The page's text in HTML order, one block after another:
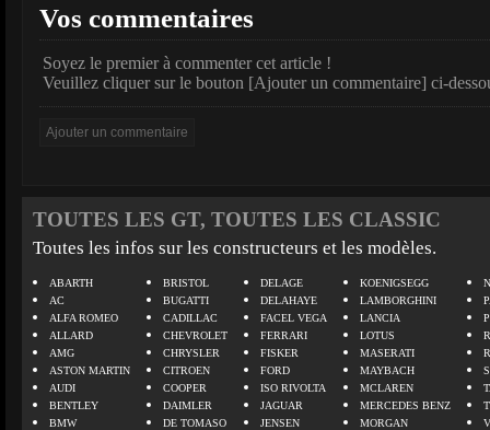
Vos commentaires
Soyez le premier à commenter cet article !
Veuillez cliquer sur le bouton [Ajouter un commentaire] ci-
TOUTES LES GT, TOUTES LES CLASSIC
Toutes les infos sur les constructeurs et les modèles.
ABARTH
AC
ALFA ROMEO
ALLARD
AMG
ASTON MARTIN
AUDI
BENTLEY
BMW
BRISTOL
BUGATTI
CADILLAC
CHEVROLET
CHRYSLER
CITROEN
COOPER
DAIMLER
DE TOMASO
DELAGE
DELAHAYE
FACEL VEGA
FERRARI
FISKER
FORD
ISO RIVOLTA
JAGUAR
JENSEN
KOENIGSEGG
LAMBORGHINI
LANCIA
LOTUS
MASERATI
MAYBACH
MCLAREN
MERCEDES BENZ
MORGAN